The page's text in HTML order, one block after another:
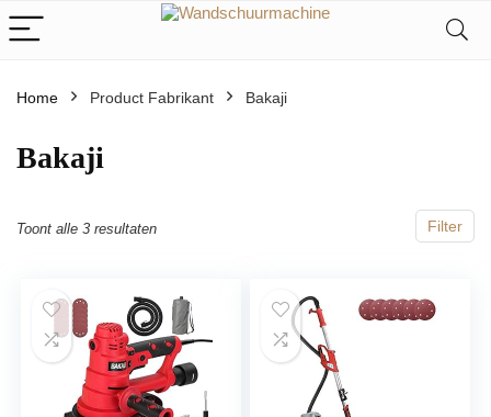
Home Product Fabrikant ‎Bakaji
‎Bakaji
Filter
Toont alle 3 resultaten